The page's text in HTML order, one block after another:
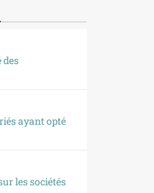
des
ayant opté
les sociétés